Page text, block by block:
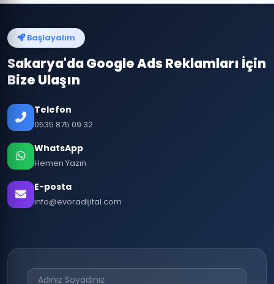
Başlayalım
Sakarya'da Google Ads Reklamları İçin
Bize Ulaşın
Telefon
0535 875 09 32
WhatsApp
Hemen Yazın
E-posta
info@evoradijital.com